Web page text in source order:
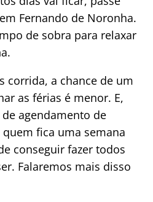
Fernando de Noronha.
de sobra para relaxar
corrida, a chance de um
as férias é menor. E,
agendamento de
fica uma semana
conseguir fazer todos
Falaremos mais disso